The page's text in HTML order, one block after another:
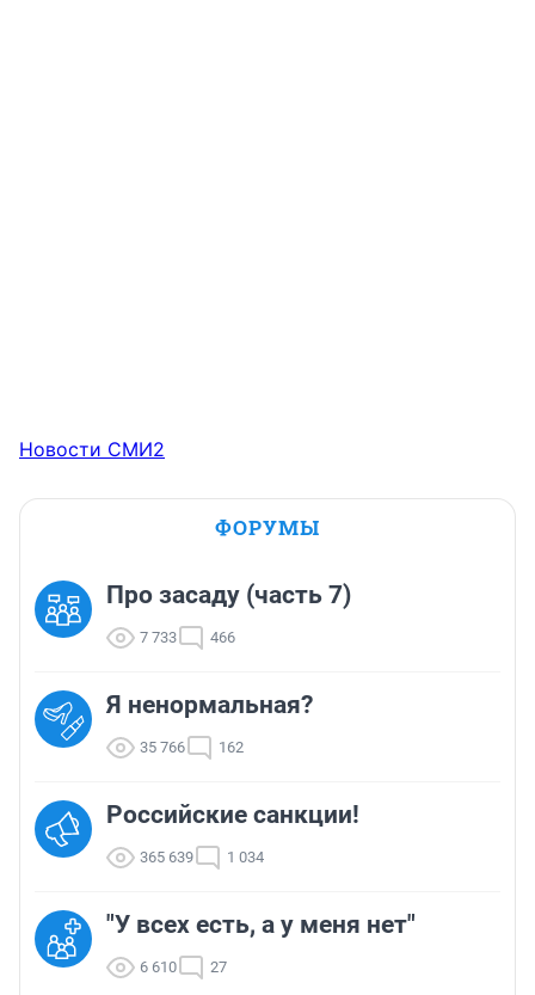
Новости СМИ2
ФОРУМЫ
Про засаду (часть 7)
7 733 466
Я ненормальная?
35 766 162
Российские санкции!
365 639 1 034
"У всех есть, а у меня нет"
6 610 27